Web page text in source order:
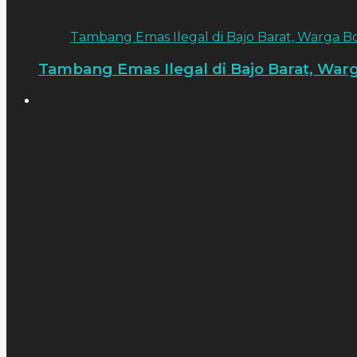
Tambang Emas Ilegal di Bajo Barat, Warga
Tambang Emas Ilegal di Bajo Barat,